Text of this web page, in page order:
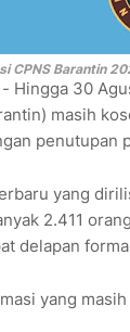
CPNS Barantin
Hingga 30
masih
penutupan
yang
2.411
delapan
yang